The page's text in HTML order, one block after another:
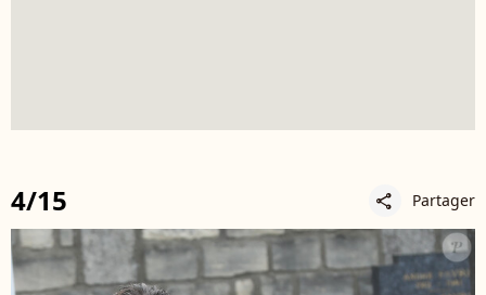
4/15 share Partager